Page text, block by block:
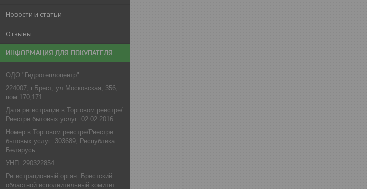
Новости и статьи
Отзывы
ИНФОРМАЦИЯ ДЛЯ ПОКУПАТЕЛЯ
ОДО "Гидротеплоцентр"
224007, г.Брест, ул.Московская, 356,
пом.170,171
Дата регистрации в Торговом реестре/
Реестре бытовых услуг: 02.02.2016
Номер в Торговом реестре/Реестре
бытовых услуг: 303689, Республика
Беларусь
УНП: 290322854
Регистрационный орган: Брестский
областной исполнительный комитет